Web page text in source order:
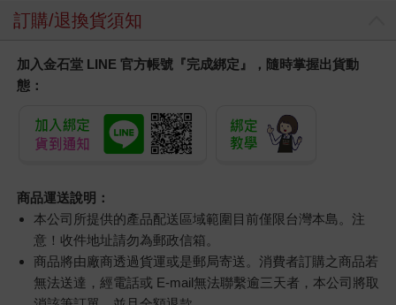
訂購/退換貨須知
加入金石堂 LINE 官方帳號『完成綁定』，隨時掌握出貨動
態：
商品運送說明：
本公司所提供的產品配送區域範圍目前僅限台灣本島。注
意！收件地址請勿為郵政信箱。
商品將由廠商透過貨運或是郵局寄送。消費者訂購之商品若
無法送達，經電話或 E-mail無法聯繫逾三天者，本公司將取